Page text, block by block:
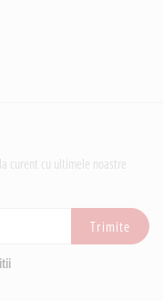
curent cu ultimele noastre
Trimite